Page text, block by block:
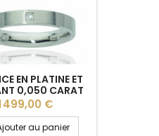
EN PLATINE ET
0,050 CARAT
4 MM
499,00 €
au panier